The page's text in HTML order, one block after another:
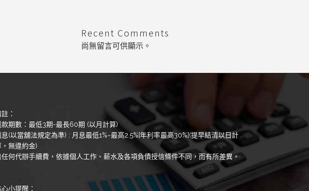
Recent Comments
尚無留言可供顯示。
：
款期數：最低3期-最長60期 (以月計算)
息(以當舖法規定為準) : 月息最低1%~最高2.5%[年利率最高30%](提早結清以日計
，無違約金)
任何代辦手續費，依據個人工作、薪水及各項負債授信條件不同，而有所差異。
心小提醒：